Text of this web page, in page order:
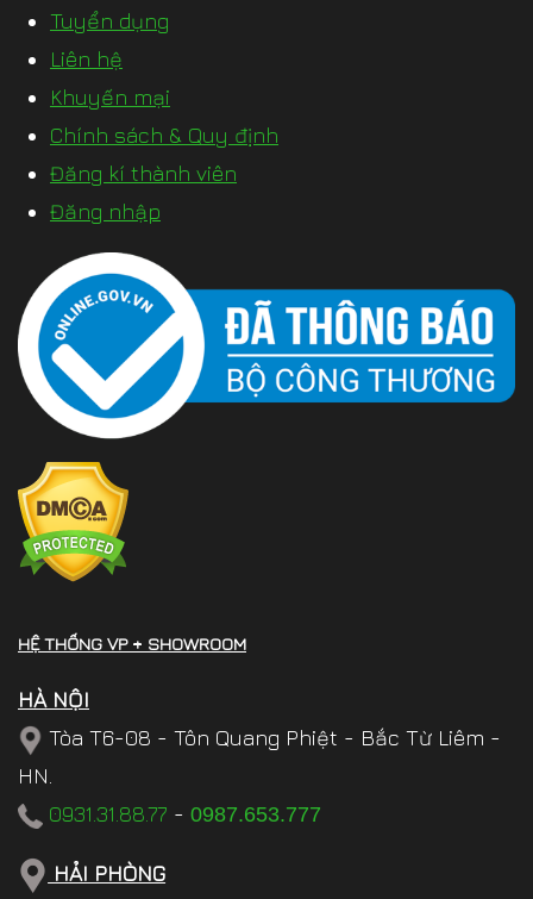
Tuyển dụng
Liên hệ
Khuyến mại
Chính sách & Quy định
Đăng kí thành viên
Đăng nhập
HỆ THỐNG VP + SHOWROOM
HÀ NỘI
Tòa T6-08 - Tôn Quang Phiệt - Bắc Từ Liêm -
HN.
0931.31.88.77 - 0987.653.777
HẢI PHÒNG